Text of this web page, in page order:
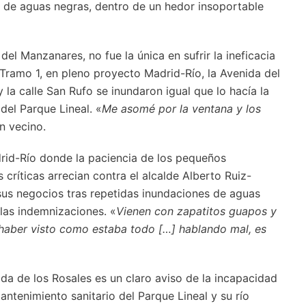
aguas negras, dentro de un hedor insoportable
Manzanares, no fue la única en sufrir la ineficacia
1, en pleno proyecto Madrid-Río, la Avenida del
calle San Rufo se inundaron igual que lo hacía la
Parque Lineal. «Me asomé por la ventana y los
vecino.
Río donde la paciencia de los pequeños
arrecian contra el alcalde Alberto Ruiz-
negocios tras repetidas inundaciones de aguas
indemnizaciones. «Vienen con zapatitos guapos y
visto como estaba todo […] hablando mal, es
de los Rosales es un claro aviso de la incapacidad
sanitario del Parque Lineal y su río